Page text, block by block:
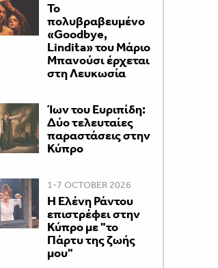
Το
πολυβραβευμένο
«Goodbye,
Lindita» του Μάριο
Μπανούσι έρχεται
στη Λευκωσία
Ίων του Ευριπίδη:
Δύο τελευταίες
παραστάσεις στην
Κύπρο
1-7 OCTOBER 2026
H Ελένη Ράντου
επιστρέφει στην
Κύπρο με "το
Πάρτυ της ζωής
μου"